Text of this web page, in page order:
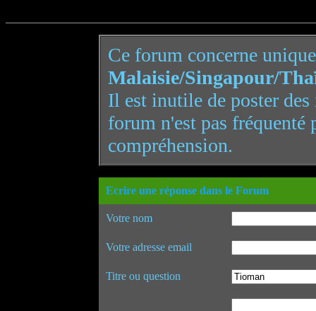
Ce forum concerne
Malaisie/Singapour/
Il est inutile de poster
forum n'est pas
compréhension.
Ecrire une réponse dans le Forum
Votre nom
Votre adresse email
Titre ou question